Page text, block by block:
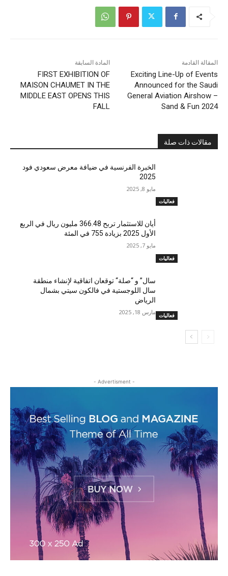
المادة السابقة
FIRST EXHIBITION OF
MAISON CHAUMET IN THE
MIDDLE EAST OPENS THIS
FALL
المقالة القادمة
Exciting Line-Up of Events
Announced for the Saudi
General Aviation Airshow –
Sand & Fun 2024
مقالات ذات صلة
فعاليات
الخبرة الفرنسية في ضيافة معرض سعودي فود
2025
مايو 8, 2025
فعاليات
أيان للاستثمار تربح 366.48 مليون ريال في الربع
الأول 2025 بزيادة 755 في المئة
مايو 7, 2025
فعاليات
سال” و “صلة“ توقعان اتفاقية لإنشاء منطقة
سال اللوجستية في فالكون سيتي بشمال
الرياض
مارس 18, 2025
- Advertisment -